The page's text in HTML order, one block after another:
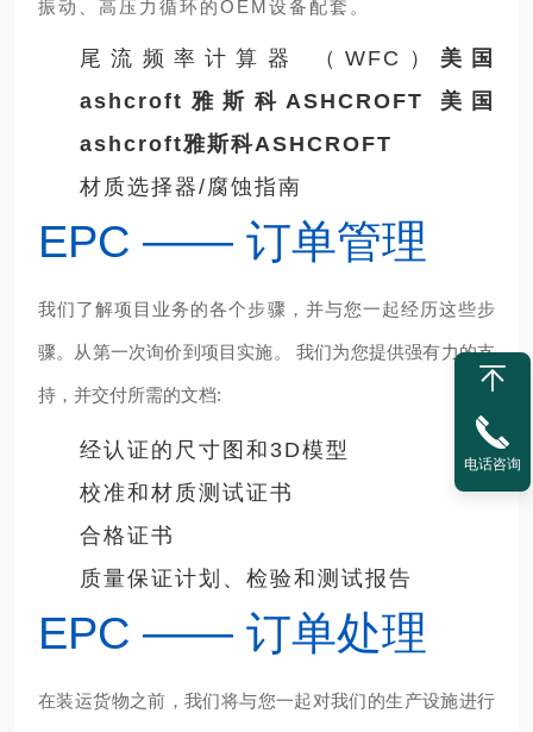
振动、高压力循环的OEM设备配套。
尾流频率计算器 （WFC） 美国
ashcroft雅斯科ASHCROFT
美国
ashcroft雅斯科ASHCROFT
材质选择器/腐蚀指南
EPC —— 订单管理
我们了解项目业务的各个步骤，并与您一起经历这些步
骤。从第一次询价到项目实施。 我们为您提供强有力的支
持，并交付所需的文档:
经认证的尺寸图和3D模型
校准和材质测试证书
合格证书
质量保证计划、检验和测试报告
EPC —— 订单处理
在装运货物之前，我们将与您一起对我们的生产设施进行
电话咨询